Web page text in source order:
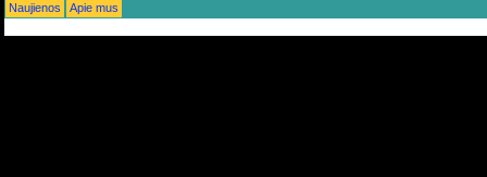
Naujienos
Apie mus